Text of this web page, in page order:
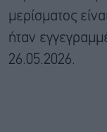
μερίσματος
ήταν
26.05.2026.